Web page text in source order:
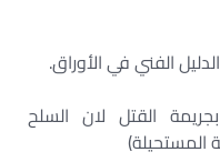
الفني في الأوراق.
القتل لان السلح
المستحيلة)